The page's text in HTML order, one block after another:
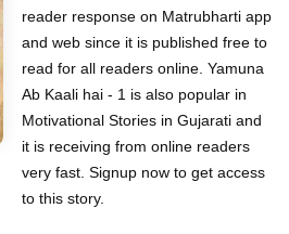
reader response on Matrubharti app
and web since it is published free to
read for all readers online. Yamuna
Ab Kaali hai - 1 is also popular in
Motivational Stories in Gujarati and
it is receiving from online readers
very fast. Signup now to get access
to this story.